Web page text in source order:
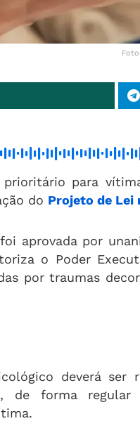
para
do Projeto de Lei
aprovada por
o Poder
por traumas
deverá ser
de forma